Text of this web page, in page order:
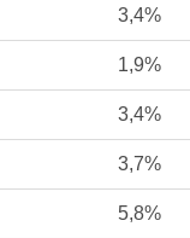
3,4%
1,9%
3,4%
3,7%
5,8%